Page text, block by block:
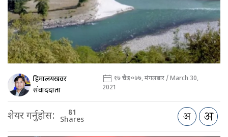
हिमालयखवर
संवाददाता
१७ चैत्र २०७७, मंगलबार / March 30,
2021
शेयर गर्नुहोस: 81
Shares